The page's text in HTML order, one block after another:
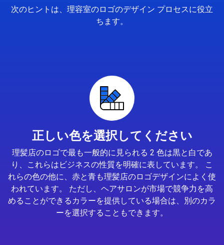
次のヒントは、理容室のロゴのデザイン プロセスに役立
ちます。
正しい色を選択してください
理髪店のロゴで最も一般的に見られる 2 色は黒と白であ
り、これらはビジネスの性質を明確に表しています。 こ
れらの色の他に、赤と青も理髪店のロゴデザインによく使
われています。 ただし、ヘアサロンが市場で競争力を高
めることができるカラーを提供している場合は、別のカラ
ーを選択することもできます。